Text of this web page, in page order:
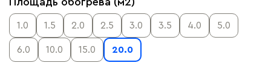
1.0 1.5 2.0 2.5 3.0 3.5 4.0 5.0
6.0 10.0 15.0 20.0